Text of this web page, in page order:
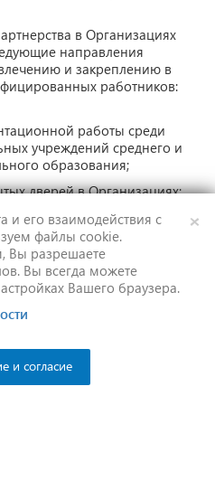
в Организациях
направления
и закреплению в
работников:
работы среди
учреждений среднего и
образования;
дверей в Организациях;
образа жизни среди
по формированию,
корпоративных традиций;
популяризирующих
и
×
и его взаимодействия с
файлы cookie.
Вы разрешаете
Вы всегда можете
Вашего браузера.
и согласие